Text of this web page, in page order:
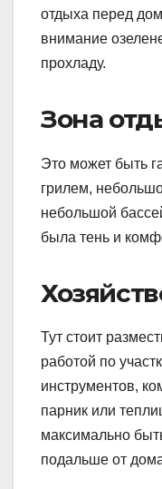
отдыха перед
внимание
прохладу.
Зона
Это может быть
грилем,
небольшой
была тень и
Тут стоит
работой по
инструментов,
парник или
максимально
подальше от